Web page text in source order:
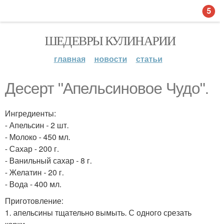
ШЕДЕВРЫ КУЛИНАРИИ
главная новости статьи
Десерт "Апельсиновое Чудо".
Ингредиенты:
- Апельсин - 2 шт.
- Молоко - 450 мл.
- Сахар - 200 г.
- Ванильный сахар - 8 г.
- Желатин - 20 г.
- Вода - 400 мл.
Приготовление:
1. апельсины тщательно вымыть. С одного срезать
5